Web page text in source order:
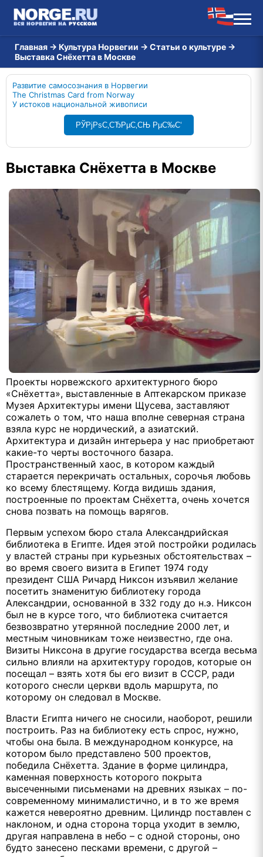
Главная → Культура Норвегии → Статьи о культуре →
Выставка Снёхетта в Москве
Развитие самосознания в Норвегии
The Christmas Card from Norway
У истоков национальной живописи
РЎРјРѕС‚СЂРµС‚СЊ РµС‰С‘
Выставка Снёхетта в Москве
Проекты норвежского архитектурного бюро
«Снёхетта», выставленные в Аптекарском приказе
Музея Архитектуры имени Щусева, заставляют
сожалеть о том, что наша вполне северная страна
взяла курс не нордический, а азиатский.
Архитектура и дизайн интерьера у нас приобретают
какие-то черты восточного базара.
Пространственный хаос, в котором каждый
старается перекричать остальных, сорочья любовь
ко всему блестящему. Когда видишь здания,
построенные по проектам Снёхетта, очень хочется
снова позвать на помощь варягов.
Первым успехом бюро стала Александрийская
библиотека в Египте. Идея этой постройки родилась
у властей страны при курьезных обстоятельствах –
во время своего визита в Египет 1974 году
президент США Ричард Никсон изъявил желание
посетить знаменитую библиотеку города
Александрии, основанной в 332 году до н.э. Никсон
был не в курсе того, что библиотека считается
безвозвратно утерянной последние 2000 лет, и
местным чиновникам тоже неизвестно, где она.
Визиты Никсона в другие государства всегда весьма
сильно влияли на архитектуру городов, которые он
посещал – взять хотя бы его визит в СССР, ради
которого снесли церкви вдоль маршрута, по
которому он следовал в Москве.
Власти Египта ничего не сносили, наоборот, решили
построить. Раз на библиотеку есть спрос, нужно,
чтобы она была. В международном конкурсе, на
котором было представлено 500 проектов,
победила Снёхетта. Здание в форме цилиндра,
каменная поверхность которого покрыта
высеченными письменами на древних языках – по-
современному минималистично, и в то же время
кажется невероятно древним. Цилиндр поставлен с
наклоном, и одна сторона торца уходит в землю,
другая направлена в небо – с одной стороны, оно
будто занесено песками времени, с другой –